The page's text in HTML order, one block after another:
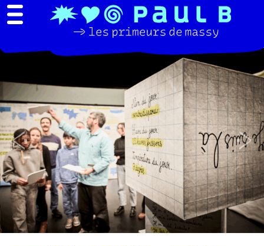
Previous